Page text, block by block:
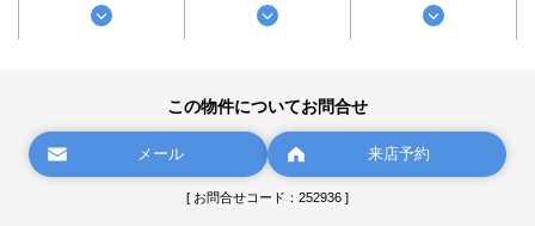
この物件についてお問合せ
メール 来店予約
[ お問合せコード：252936 ]